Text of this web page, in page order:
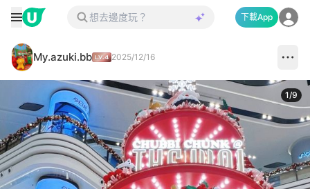
下載App
My.azuki.bb 2025/12/16
1/9